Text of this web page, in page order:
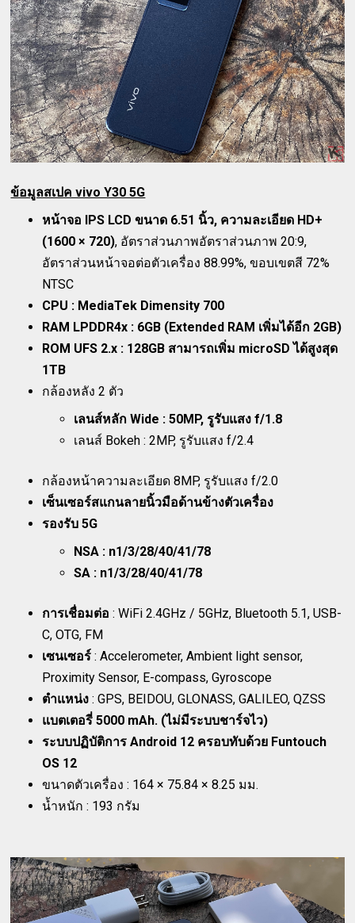
ข้อมูลสเปค vivo Y30 5G
หน้าจอ IPS LCD ขนาด 6.51 นิ้ว, ความละเอียด HD+
(1600 × 720), อัตราส่วนภาพอัตราส่วนภาพ 20:9,
อัตราส่วนหน้าจอต่อตัวเครื่อง 88.99%, ขอบเขตสี 72%
NTSC
CPU : MediaTek Dimensity 700
RAM LPDDR4x : 6GB (Extended RAM เพิ่มได้อีก 2GB)
ROM UFS 2.x : 128GB สามารถเพิ่ม microSD ได้สูงสุด
1TB
กล้องหลัง 2 ตัว
เลนส์หลัก Wide : 50MP, รูรับแสง f/1.8
เลนส์ Bokeh : 2MP, รูรับแสง f/2.4
กล้องหน้าความละเอียด 8MP, รูรับแสง f/2.0
เซ็นเซอร์สแกนลายนิ้วมือด้านข้างตัวเครื่อง
รองรับ 5G
NSA : n1/3/28/40/41/78
SA : n1/3/28/40/41/78
การเชื่อมต่อ : WiFi 2.4GHz / 5GHz, Bluetooth 5.1, USB-
C, OTG, FM
เซนเซอร์ : Accelerometer, Ambient light sensor,
Proximity Sensor, E-compass, Gyroscope
ตำแหน่ง : GPS, BEIDOU, GLONASS, GALILEO, QZSS
แบตเตอรี่ 5000 mAh. (ไม่มีระบบชาร์จไว)
ระบบปฏิบัติการ Android 12 ครอบทับด้วย Funtouch
OS 12
ขนาดตัวเครื่อง : 164 × 75.84 × 8.25 มม.
น้ำหนัก : 193 กรัม